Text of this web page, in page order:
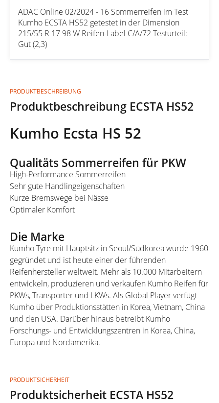
ADAC Online 02/2024 - 16 Sommerreifen im Test
Kumho ECSTA HS52 getestet in der Dimension
215/55 R 17 98 W Reifen-Label C/A/72 Testurteil:
Gut (2,3)
PRODUKTBESCHREIBUNG
Produktbeschreibung ECSTA HS52
Kumho Ecsta HS 52
Qualitäts Sommerreifen für PKW
High-Performance Sommerreifen
Sehr gute Handlingeigenschaften
Kurze Bremswege bei Nässe
Optimaler Komfort
Die Marke
Kumho Tyre mit Hauptsitz in Seoul/Südkorea wurde 1960
gegründet und ist heute einer der führenden
Reifenhersteller weltweit. Mehr als 10.000 Mitarbeitern
entwickeln, produzieren und verkaufen Kumho Reifen für
PKWs, Transporter und LKWs. Als Global Player verfügt
Kumho über Produktionsstätten in Korea, Vietnam, China
und den USA. Darüber hinaus betreibt Kumho
Forschungs- und Entwicklungszentren in Korea, China,
Europa und Nordamerika.
PRODUKTSICHERHEIT
Produktsicherheit ECSTA HS52